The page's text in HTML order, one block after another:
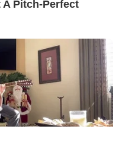
berita aktual dan
pandang berbaik sangka